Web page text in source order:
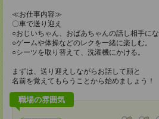
≪お仕事内容≫
〇車で送り迎え
○おじいちゃん、おばあちゃんの話し相手にな
○ゲームや体操などのレクを一緒に楽しむ。
○シーツを取り替えて、洗濯機にかける。
まずは、送り迎えしながらお話して顔と
名前を覚えてもらうことから始めましょう！
職場の雰囲気